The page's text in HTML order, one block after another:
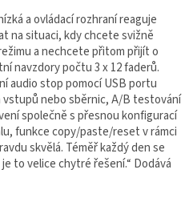
a ovládací rozhraní reaguje
na situaci, kdy chcete svižně
a nechcete přitom přijít o
navzdory počtu 3 x 12 faderů.
audio stop pomocí USB portu
nebo sběrnic, A/B testování
společně s přesnou konfigurací
funkce copy/paste/reset v rámci
skvělá. Téměř každý den se
to velice chytré řešení.“ Dodává